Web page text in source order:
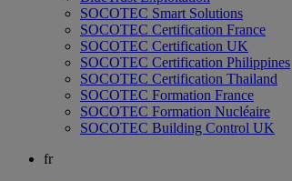
SOCOTEC Smart Solutions
SOCOTEC Certification France
SOCOTEC Certification UK
SOCOTEC Certification Philippines
SOCOTEC Certification Thailand
SOCOTEC Formation France
SOCOTEC Formation Nucléaire
SOCOTEC Building Control UK
fr